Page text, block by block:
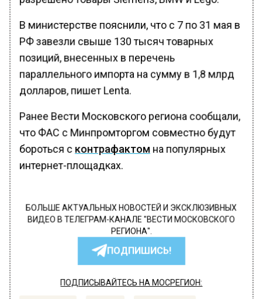
В министерстве пояснили, что с 7 по 31 мая в
РФ завезли свыше 130 тысяч товарных
позиций, внесенных в перечень
параллельного импорта на сумму в 1,8 млрд
долларов, пишет Lenta.
Ранее Вести Московского региона сообщали,
что ФАС с Минпромторгом совместно будут
бороться с контрафактом на популярных
интернет-площадках.
БОЛЬШЕ АКТУАЛЬНЫХ НОВОСТЕЙ И ЭКСКЛЮЗИВНЫХ
ВИДЕО В ТЕЛЕГРАМ-КАНАЛЕ "ВЕСТИ МОСКОВСКОГО
РЕГИОНА".
ПОДПИШИСЬ!
ПОДПИСЫВАЙТЕСЬ НА МОСРЕГИОН: